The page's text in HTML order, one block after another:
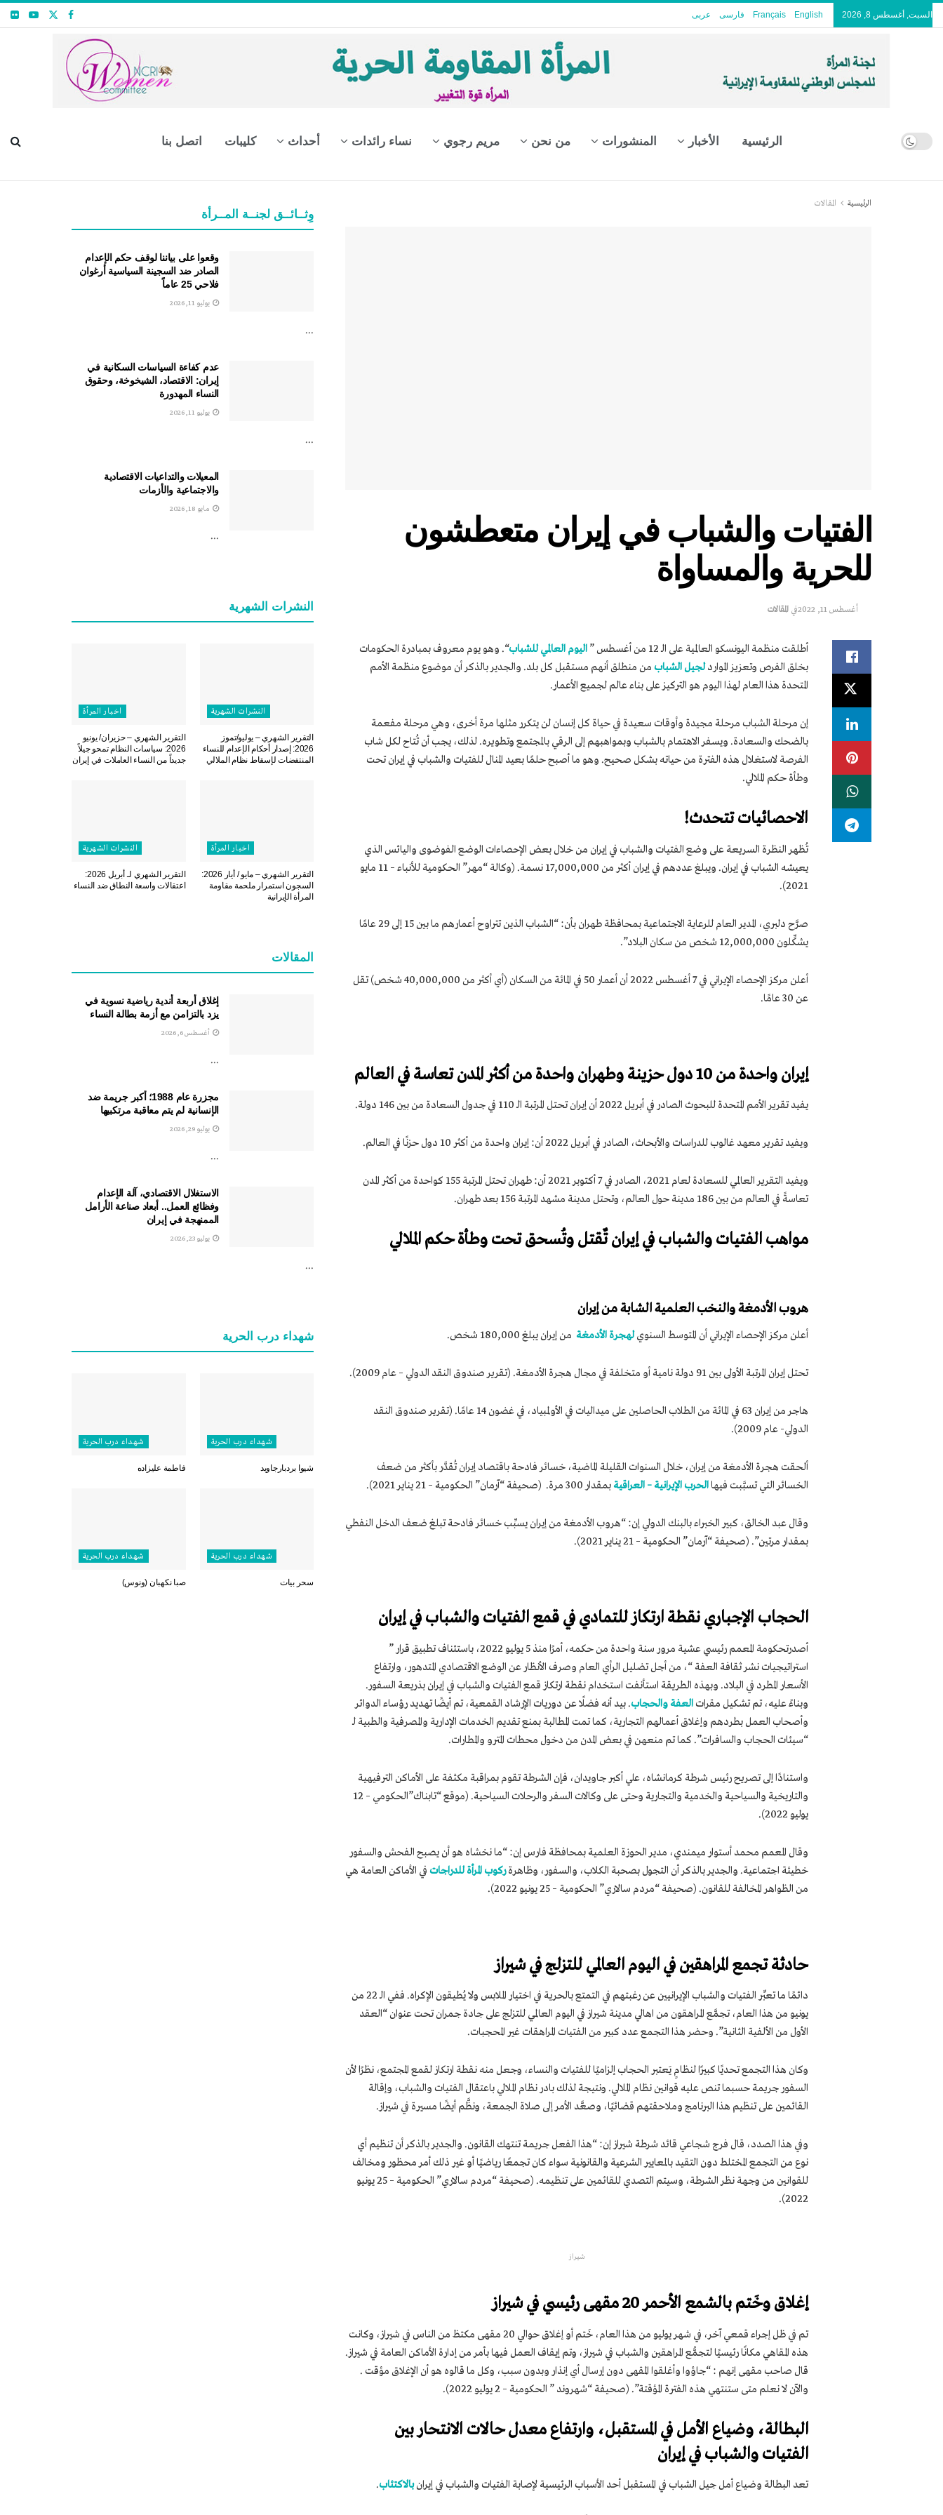
السبت, أغسطس 8, 2026 English
Français فارسی عربى
الرئيسية الأخبار المنشورات من نحن مريم رجوي نساء رائدات أحداث كليبات اتصل بنا
الرئيسية المقالات
الفتيات والشباب في إيران متعطشون
للحرية والمساواة
أغسطس 11, 2022 في المقالات
أطلقت منظمة اليونسكو العالمية على الـ 12 من أغسطس ” اليوم العالمي للشباب“. وهو يوم معروف بمبادرة الحكومات
بخلق الفرص وتعزيز المواردلجيل الشباب من منطلق أنهم مستقبل كل بلد. والجدير بالذكر أن موضوع منظمة الأمم
المتحدة هذا العام لهذا اليوم هو التركيز على بناء عالم لجميع الأعمار.
إن مرحلة الشباب مرحلة مجيدة وأوقات سعيدة في حياة كل إنسان لن يتكرر مثلها مرة أخرى، وهي مرحلة مفعمة
بالضحك والسعادة. ويسفر الاهتمام بالشباب وبمواهبهم إلى الرقي بالمجتمع وتطويره. لذلك، يجب أن تُتاح لكل شاب
الفرصة لاستغلال هذه الفترة من حياته بشكل صحيح. وهو ما أصبح حلمًا بعيد المنال للفتيات والشباب في إيران تحت
وطأة حكم الملالي.
الاحصائيات تتحدث!
تُظهر النظرة السريعة على وضع الفتيات والشباب في إيران من خلال بعض الإحصاءات الوضع الفوضوى واليائس الذي
يعيشه الشباب في إيران. ويبلغ عددهم في إيران أكثر من 17,000,000 نسمة. (وكالة “مهر” الحكومية للأنباء – 11 مايو
2021).
صرَّح دلبري، المدير العام للرعاية الاجتماعية بمحافظة طهران بأن: “الشباب الذين تتراوح أعمارهم ما بين 15 إلى 29 عامًا
يشكِّلون 12,000,000 شخص من سكان البلاد”.
أعلن مركز الإحصاء الإيراني في 7 أغسطس 2022 أن أعمار 50 في المائة من السكان (أي أكثر من 40,000,000 شخص) تقل
عن 30 عامًا.
إيران واحدة من 10 دول حزينة وطهران واحدة من أكثر المدن تعاسة في العالم
يفيد تقرير الأمم المتحدة للبحوث الصادر في ​​أبريل 2022 أن إيران تحتل المرتبة الـ 110 في جدول السعادة من بين 146 دولة.
ويفيد تقرير معهد غالوب للدراسات والأبحاث، الصادر في أبريل 2022 أن: إيران واحدة من أكثر 10 دول حزنًا في العالم.
ويفيد التقرير العالمي للسعادة لعام 2021، الصادر في 7 أكتوبر 2021 أن: طهران تحتل المرتبة 155 كواحدة من أكثر المدن
تعاسةً في العالم من بين 186 مدينة حول العالم، وتحتل مدينة مشهد المرتبة 156 بعد طهران.
مواهب الفتيات والشباب في إيران تٌقتل وتُسحق تحت وطأة حكم الملالي
هروب الأدمغة والنخب العلمية الشابة من إيران
أعلن مركز الإحصاء الإيراني أن المتوسط ​​السنويلهجرة الأدمغة من إيران يبلغ 180,000 شخص.
تحتل إيران المرتبة الأولى بين 91 دولة نامية أو متخلفة في مجال هجرة الأدمغة. (تقرير صندوق النقد الدولي – عام 2009).
هاجر من إيران 63 في المائة من الطلاب الحاصلين على ميداليات في الأولمبياد، في غضون 14 عامًا. (تقرير صندوق النقد
الدولي- عام 2009).
ألحقت هجرة الأدمغة من إيران، خلال السنوات القليلة الماضية، خسائر فادحة باقتصاد إيران تُقدَّر بأكثر من ضعف
الخسائر التي تسبَّبت فيهاالحرب الإيرانية – العراقية بمقدار 300 مرة. (صحيفة “آرمان” الحكومية – 21 يناير 2021).
وقال عبد الخالق، كبير الخبراء بالبنك الدولي إن: “هروب الأدمغة من إيران يسبِّب خسائر فادحة تبلغ ضعف الدخل النفطي
بمقدار مرتين”. (صحيفة “آرمان” الحكومية – 21 يناير 2021).
الحجاب الإجباري نقطة ارتكاز للتمادي في قمع الفتيات والشباب في إيران
أصدرتحكومة المعمم رئيسي عشية مرور سنة واحدة من حكمه، أمرًا منذ 5 يوليو 2022، باستئناف تطبيق قرار ”
استراتيجيات نشر ثقافة العفة “، من أجل تضليل الرأي العام وصرف الأنظار عن الوضع الاقتصادي المتدهور، وارتفاع
الأسعار المطرد في البلاد. وبهذه الطريقة استأنفت استخدام نقطة ارتكاز قمع الفتيات والشباب في إيران بذريعة السفور.
وبناءً عليه، تم تشكيل مقرات العفة والحجاب. بيد أنه فضلًا عن دوريات الإرشاد القمعية، تم أيضًا تهديد رؤساء الدوائر
وأصحاب العمل بطردهم وإغلاق أعمالهم التجارية، كما تمت المطالبة بمنع تقديم الخدمات الإدارية والمصرفية والطبية لـ
“سيئات الحجاب والسافرات”. كما تم منعهن في بعض المدن من دخول محطات المترو والمطارات.
واستنادًا إلى تصريح رئيس شرطة كرمانشاه، علي أكبر جاويدان، فإن الشرطة تقوم بمراقبة مكثفة على الأماكن الترفيهية
والتاريخية والسياحية والخدمية والتجارية وحتى على وكالات السفر والرحلات السياحية. (موقع “تابناك”الحكومي – 12
يوليو 2022).
وقال المعمم محمد أستوار ميمندي، مدير الحوزة العلمية بمحافظة فارس إن: “ما نخشاه هو أن يصبح الفحش والسفور
خطيئة اجتماعية. والجدير بالذكر أن التجول بصحبة الكلاب، والسفور، وظاهرةركوب المرأة للدراجات في الأماكن العامة هي
من الظواهر المخالفة للقانون. (صحيفة “مردم سالاري” الحكومية – 25 يونيو 2022).
حادثة تجمع المراهقين في اليوم العالمي للتزلج في شيراز
دائمًا ما تعبِّر الفتيات والشباب الإيرانيين عن رغبتهم في التمتع بالحرية في اختيار الملابس ولا يُطيقون الإكراه. ففي الـ 22 من
يونيو من هذا العام، تجمَّع المراهقون من اهالي مدينة شيراز في اليوم العالمي للتزلج على جادة جمران تحت عنوان “العقد
الأول من الألفية الثانية”. وحضر هذا التجمع عدد كبير من الفتيات المراهقات غير المحجبات.
وكان هذا التجمع تحديًا كبيرًا لنظامٍ يَعتبر الحجاب إلزاميًا للفتيات والنساء، وجعل منه نقطة ارتكاز لقمع المجتمع، نظرًا لأن
السفور جريمة حسبما تنص عليه قوانين نظام الملالي. ونتيجة لذلك بادر نظام الملالي باعتقال الفتيات والشباب، وإقالة
القائمين على تنظيم هذا البرنامج وملاحقتهم قضائيًا، وصعَّد الأمر إلى صلاة الجمعة، ونظَّم أيضًا مسيرة في شيراز.
وفي هذا الصدد، قال فرج شجاعي قائد شرطة شيراز إن: “هذا الفعل جريمة تنتهك القانون. والجدير بالذكر أن تنظيم أي
نوع من التجمع المختلط دون التقيد بالمعايير الشرعية والقانونية سواء كان تجمعًا رياضيًا أو غير ذلك أمر محظور ومخالف
للقوانين من وجهة نظر الشرطة، وسيتم التصدي للقائمين على تنظيمه. (صحيفة “مردم سالاري” الحكومية – 25 يونيو
2022).
شیراز
إغلاق وخَتم بالشمع الأحمر 20 مقهى رئيسي في شيراز
تم في ظل إجراء قمعي آخر، في شهر يوليو من هذا العام، خَتم أو إغلاق حوالي 20 مقهى مكتظ من الناس في شيراز، وكانت
هذه المقاهي مكانًا رئيسيًا لتجمُّع المراهقين والشباب في شيراز، وتم إيقاف العمل فيها بأمر من إدارة الأماكن العامة في شيراز.
قال صاحب مقهى إنهم : “جاؤوا وأغلقوا المقهى دون إرسال أي إنذار وبدون سبب، وكل ما قالوه هو أن الإغلاق مؤقت .
والآن لا نعلم متى ستنتهي هذه الفترة المؤقتة”. (صحيفة “شهروند ” الحكومية – 2 يوليو 2022).
البطالة، وضياع الأمل في المستقبل، وارتفاع معدل حالات الانتحار بين
الفتيات والشباب في إيران
تعد البطالة وضياع أمل جيل الشباب في المستقبل أحد الأسباب الرئيسية لإصابة الفتيات والشباب في إيرانبالاكتئاب.
وِثــائــق لجنــة المــرأة
وقعوا على بياننا لوقف حكم الإعدام
الصادر ضد السجينة السياسية أرغوان
فلاحي 25 عاماً
يوليو 11, 2026
...
عدم كفاءة السياسات السكانية في
إيران: الاقتصاد، الشيخوخة، وحقوق
النساء المهدورة
يوليو 11, 2026
...
المعيلات والتداعيات الاقتصادية
والاجتماعية والأزمات
مايو 18, 2026
...
النشرات الشهریة
النشرات الشهریة
التقرير الشهري – يوليو/تموز
2026: إصدار أحكام الإعدام للنساء
المنتفضات لإسقاط نظام الملالي
اخبار المرأة
التقرير الشهري – حزيران/ يونيو
2026: سياسات النظام تمحو جيلاً
جديداً من النساء العاملات في إيران
اخبار المرأة
التقرير الشهري – مايو / أيار 2026:
السجون استمرار ملحمة مقاومة
المرأة الإيرانية
النشرات الشهریة
التقرير الشهري لـ أبريل 2026:
اعتقالات واسعة النطاق ضد النساء
المقالات
إغلاق أربعة أندية رياضية نسوية في
يزد بالتزامن مع أزمة بطالة النساء
أغسطس 6, 2026
...
مجزرة عام 1988؛ أكبر جريمة ضد
الإنسانية لم يتم معاقبة مرتكبيها
يوليو 29, 2026
...
الاستغلال الاقتصادي، آلة الإعدام
وفظائع العمل.. أبعاد صناعة الأرامل
الممنهجة في إيران
يوليو 23, 2026
...
شهداء درب الحرية
شهداء درب الحرية
شيوا بردبارجاويد
شهداء درب الحرية
فاطمة عليزاده
شهداء درب الحرية
سحر بيات
شهداء درب الحرية
صبا نكهبان (ونوس)